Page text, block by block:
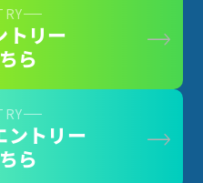
トリー
ら
ントリー
ら